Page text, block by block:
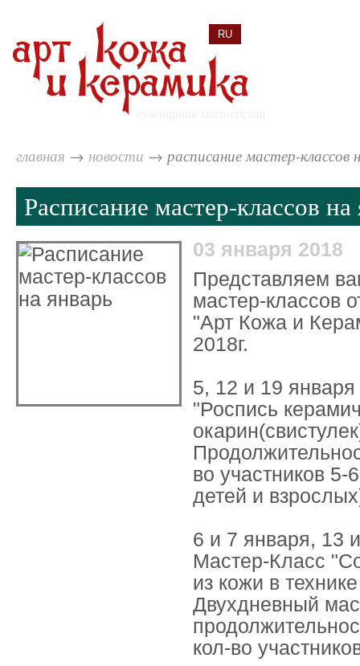
RU
главная → новости → расписание мастер-классов
Расписание мастер-классов на
03 января 2018
Представляем
мастер-классов
"Арт Кожа и
2018г.
5, 12 и 19
"Роспись
во участников 5-
детей и
6 и 7 января, 13
Мастер-Класс
из кожи в
Двухдневный
кол-во